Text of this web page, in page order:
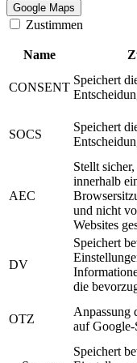
Google Maps
Zustimmen
Name
CONSENT
Speichert
SOCS
Speichert
AEC
Stellt
innerhalb
und nicht
Websites
DV
Speichert
die
OTZ
Anpassung
auf Google-
Speichert